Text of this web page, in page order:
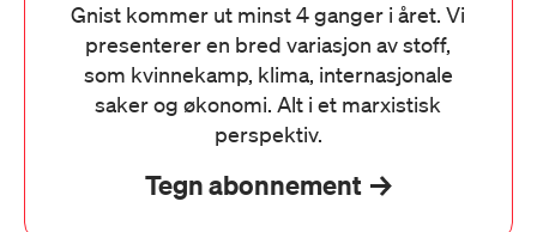
Gnist kommer ut minst 4 ganger i året. Vi
presenterer en bred variasjon av stoff,
som kvinnekamp, klima, internasjonale
saker og økonomi. Alt i et marxistisk
perspektiv.
Tegn abonnement